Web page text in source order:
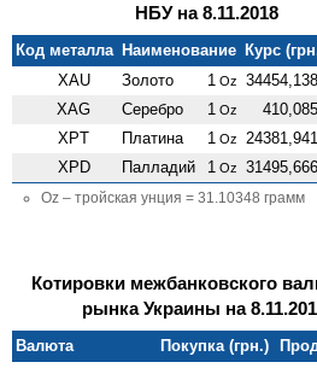
НБУ на 8.11.2018
Код металла Наименование Курс
XAU
Золото 1 Oz
XAG Серебро 1 Oz
XPT Платина 1 Oz
XPD Палладий 1 Oz
Oz – тройская унция = 31.10348 грамм
Котировки межбанковского
рынка Украины на
Валюта Покупка (грн.)